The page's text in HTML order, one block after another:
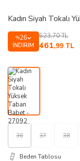
Kadın Siyah Tokalı
%26
İNDIRIM
623,70TL
461,99 TL
36 37 38
Beden Tablosu